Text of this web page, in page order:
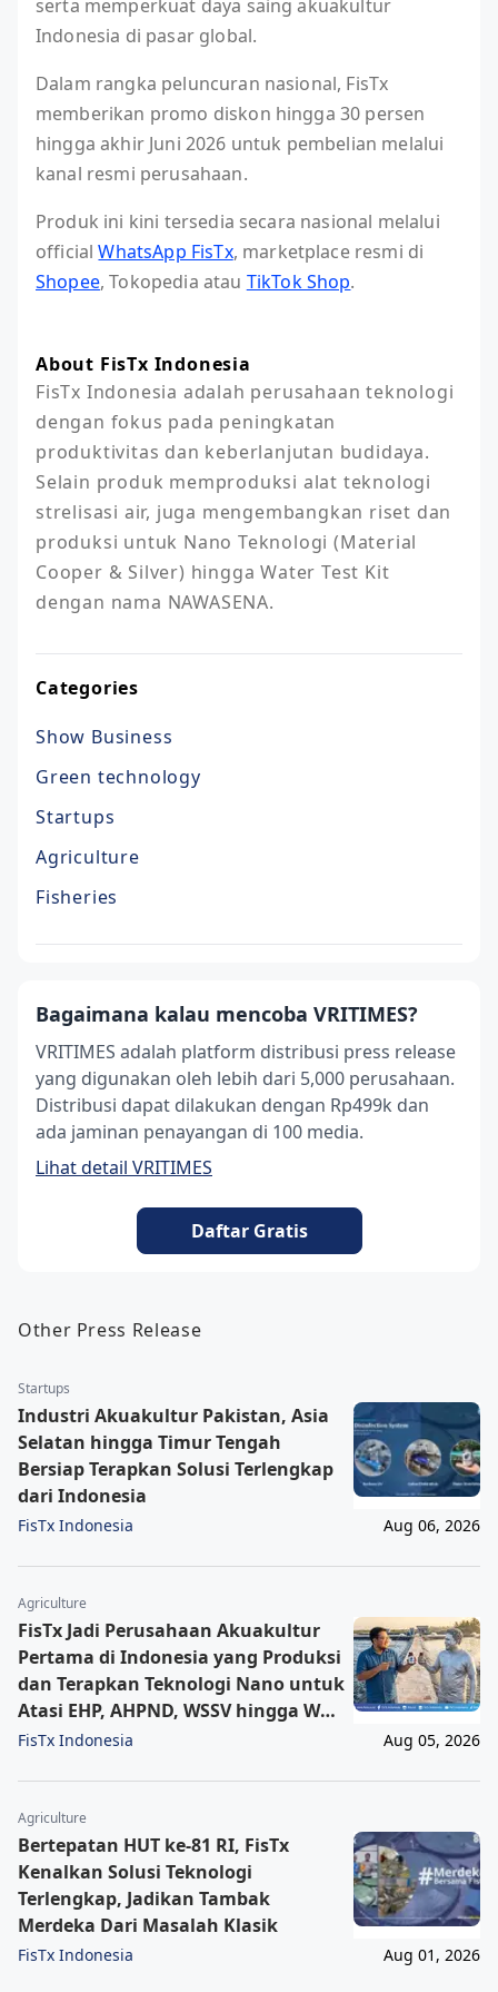
serta memperkuat daya saing akuakultur
Indonesia di pasar global.
Dalam rangka peluncuran nasional, FisTx
memberikan promo diskon hingga 30 persen
hingga akhir Juni 2026 untuk pembelian melalui
kanal resmi perusahaan.
Produk ini kini tersedia secara nasional melalui
officialWhatsApp FisTx, marketplace resmi di
Shopee, Tokopedia atau TikTok Shop.
About FisTx Indonesia
FisTx Indonesia adalah perusahaan teknologi
dengan fokus pada peningkatan
produktivitas dan keberlanjutan budidaya.
Selain produk memproduksi alat teknologi
strelisasi air, juga mengembangkan riset dan
produksi untuk Nano Teknologi (Material
Cooper & Silver) hingga Water Test Kit
dengan nama NAWASENA.
Categories
Show Business
Green technology
Startups
Agriculture
Fisheries
Bagaimana kalau mencoba VRITIMES?
VRITIMES adalah platform distribusi press release
yang digunakan oleh lebih dari 5,000 perusahaan.
Distribusi dapat dilakukan dengan Rp499k dan
ada jaminan penayangan di 100 media.
Lihat detail VRITIMES
Daftar Gratis
Other Press Release
Startups
Industri Akuakultur Pakistan, Asia
Selatan hingga Timur Tengah
Bersiap Terapkan Solusi Terlengkap
dari Indonesia
FisTx Indonesia Aug 06, 2026
Agriculture
FisTx Jadi Perusahaan Akuakultur
Pertama di Indonesia yang Produksi
dan Terapkan Teknologi Nano untuk
Atasi EHP, AHPND, WSSV hingga WFD
pada Udang
FisTx Indonesia Aug 05, 2026
Agriculture
Bertepatan HUT ke-81 RI, FisTx
Kenalkan Solusi Teknologi
Terlengkap, Jadikan Tambak
Merdeka Dari Masalah Klasik
FisTx Indonesia Aug 01, 2026